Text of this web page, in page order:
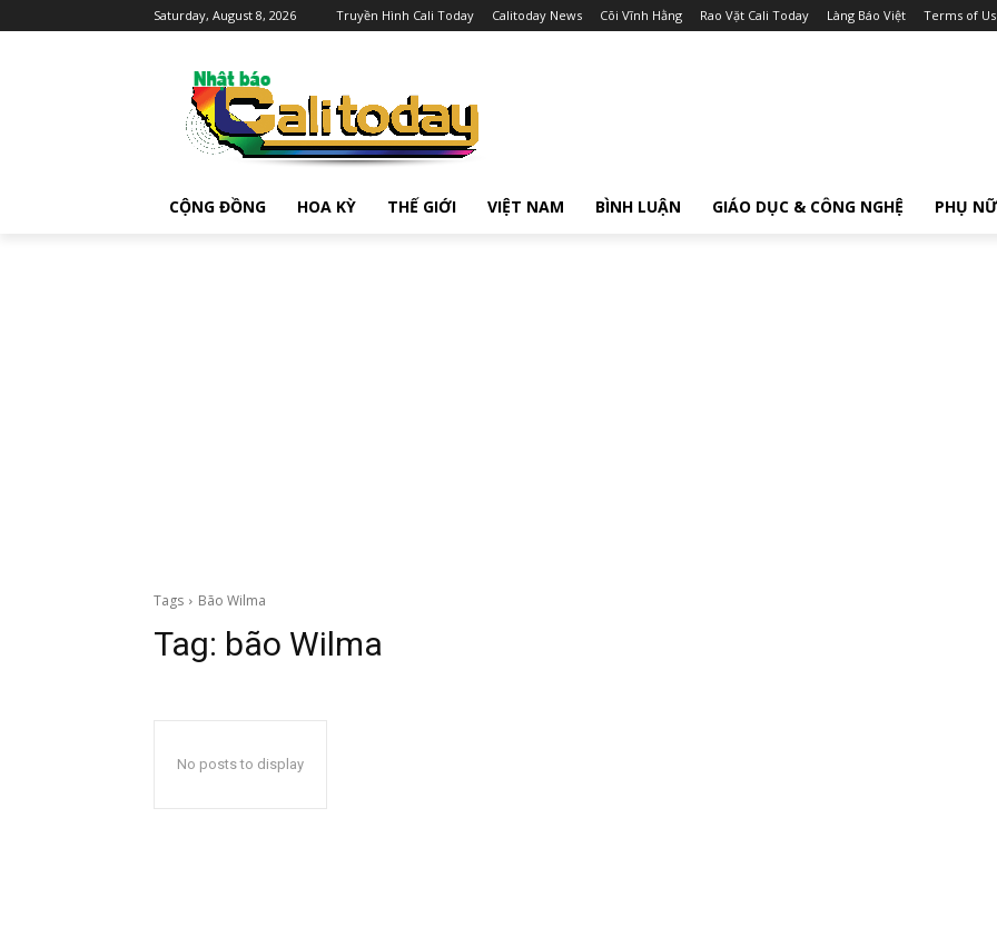
Saturday, August 8, 2026 Truyền Hình Cali Today Calitoday News Cõi Vĩnh Hằng Rao Vặt Cali Today Làng Báo Việt Terms of
CỘNG ĐỒNG HOA KỲ THẾ GIỚI VIỆT NAM BÌNH LUẬN GIÁO DỤC & CÔNG NGHỆ PHỤ NỮ
Tags Bão Wilma
Tag: bão Wilma
No posts to display